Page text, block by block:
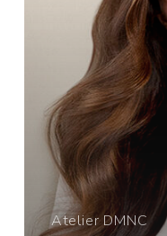
Atelier DMNC